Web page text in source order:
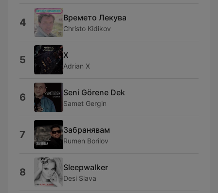
4 Времето Лекува
Christo Kidikov
5 X
Adrian X
6 Seni Görene Dek
Samet Gergin
7 Забранявам
Rumen Borilov
8 Sleepwalker
Desi Slava